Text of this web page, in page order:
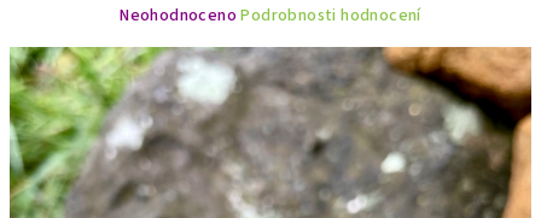
produktu
je
0,0
z
5
hvězdiček.
Neohodnoceno Podrobnosti hodnocení